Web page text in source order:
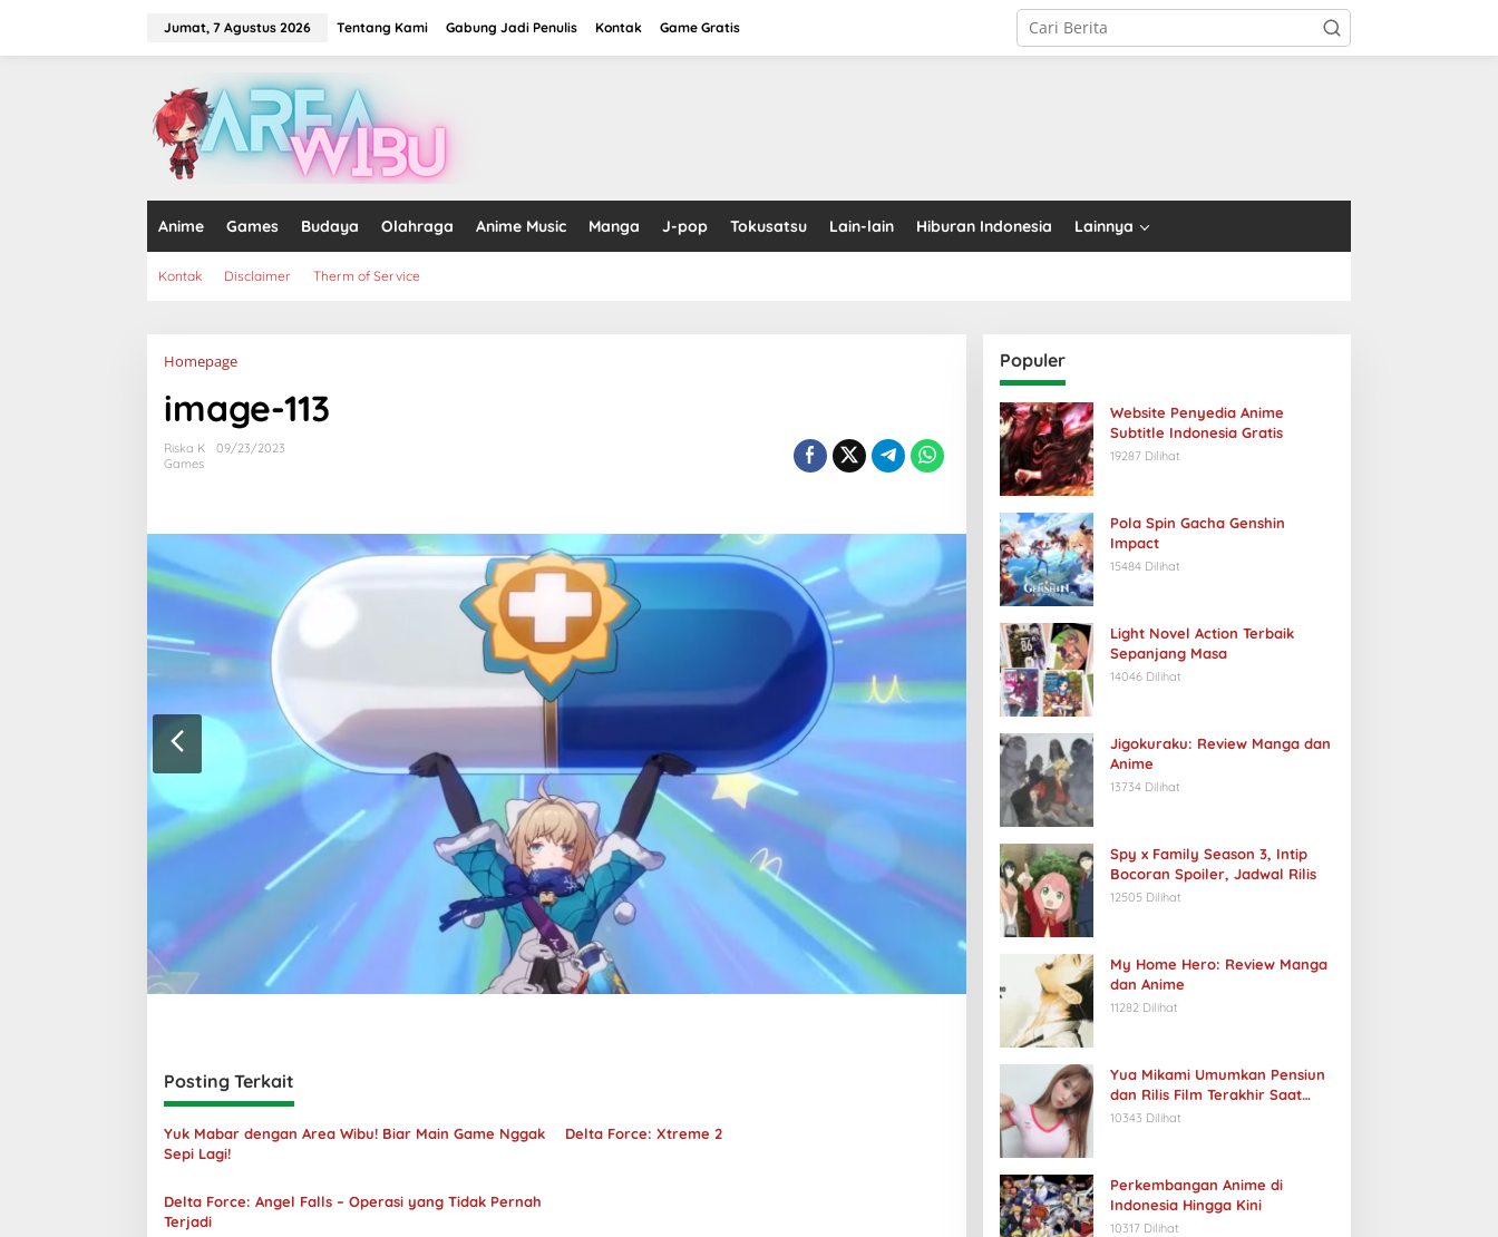
Jumat, 7 Agustus 2026 Tentang Kami Gabung Jadi Penulis Kontak Game Gratis
Anime Games Budaya Olahraga Anime Music Manga J-pop Tokusatsu Lain-lain Hiburan Indonesia Lainnya
Kontak Disclaimer Therm of Service
HomepageLampiran
image-113
Riska K
09/23/2023
Games
Posting Terkait
Yuk Mabar dengan Area Wibu! Biar Main Game Nggak
Sepi Lagi!
Delta Force: Xtreme 2
Delta Force: Angel Falls – Operasi yang Tidak Pernah
Terjadi
Populer
Website Penyedia Anime
Subtitle Indonesia Gratis
19287 Dilihat
Pola Spin Gacha Genshin
Impact
15484 Dilihat
Light Novel Action Terbaik
Sepanjang Masa
14046 Dilihat
Jigokuraku: Review Manga dan
Anime
13734 Dilihat
Spy x Family Season 3, Intip
Bocoran Spoiler, Jadwal Rilis
12505 Dilihat
My Home Hero: Review Manga
dan Anime
11282 Dilihat
Yua Mikami Umumkan Pensiun
dan Rilis Film Terakhir Saat
Ulang Tahun
10343 Dilihat
Perkembangan Anime di
Indonesia Hingga Kini
10317 Dilihat